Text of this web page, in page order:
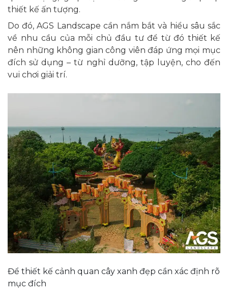
thiết kế ấn tượng.
Do đó, AGS Landscape cần nắm bắt và hiểu sâu sắc
về nhu cầu của mỗi chủ đầu tư để từ đó thiết kế
nên những không gian công viên đáp ứng mọi mục
đích sử dụng – từ nghỉ dưỡng, tập luyện, cho đến
vui chơi giải trí.
Để thiết kế cảnh quan cây xanh đẹp cần xác định rõ
mục đích